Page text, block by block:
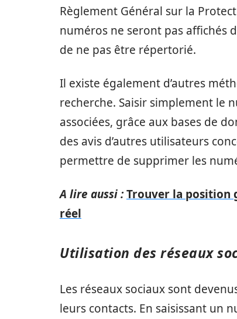
Règlement Général sur la
numéros ne seront pas affichés
de ne pas être répertorié.
Il existe également d’autres
recherche. Saisir simplement le
associées, grâce aux bases de
des avis d’autres utilisateurs
permettre de supprimer les
A lire aussi :Trouver la position
réel
Utilisation des réseaux
Les réseaux sociaux sont
leurs contacts. En saisissant un